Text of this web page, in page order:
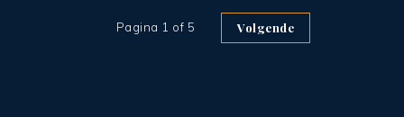
Pagina 1 of 5 Volgende